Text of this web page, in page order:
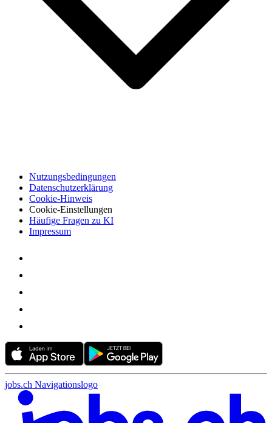
Nutzungsbedingungen
Datenschutzerklärung
Cookie-Hinweis
Cookie-Einstellungen
Häufige Fragen zu KI
Impressum
jobs.ch Navigationslogo